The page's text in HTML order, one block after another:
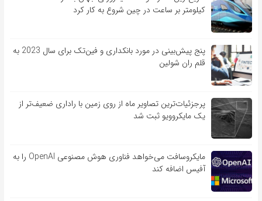
کیلومتر بر ساعت در چین شروع به کار کرد
پنج پیش‌بینی در مورد بانکداری و فین‌تک برای سال 2023 به
قلم ران شولین
پرجزئیات‌ترین تصاویر ماه از روی زمین با راداری ضعیف‌تر از
یک مایکروویو ثبت شد
مایکروسافت می‌خواهد فناوری هوش مصنوعی OpenAI را به
آفیس اضافه کند